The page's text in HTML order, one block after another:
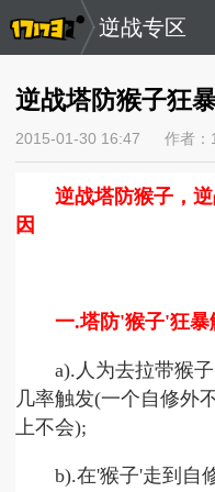
逆战专区
逆战塔防猴子狂
2015-01-30 16:47 作者：
逆战塔防猴子，
因
一.塔防'猴子'狂暴
a).人为去拉带猴
几率触发(一个自修外
上不会);
b).在'猴子'走到自